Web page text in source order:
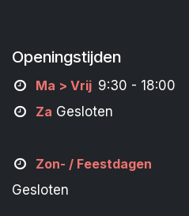
Openingstijden
Ma > Vrij 9:30 - 18:00
Za Gesloten
Zon- / Feestdagen
Gesloten